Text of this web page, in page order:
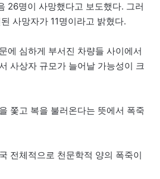
26명이 사망했다고 보도했다. 그러
사망자가 11명이라고 밝혔다.
에 심하게 부서진 차량들 사이에서
사상자 규모가 늘어날 가능성이 크
쫓고 복을 불러온다는 뜻에서 폭죽
전체적으로 천문학적 양의 폭죽이